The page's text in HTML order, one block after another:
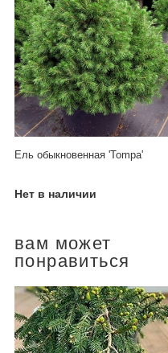
Ель обыкновенная 'Tompa'
Нет в наличии
вам может
понравиться